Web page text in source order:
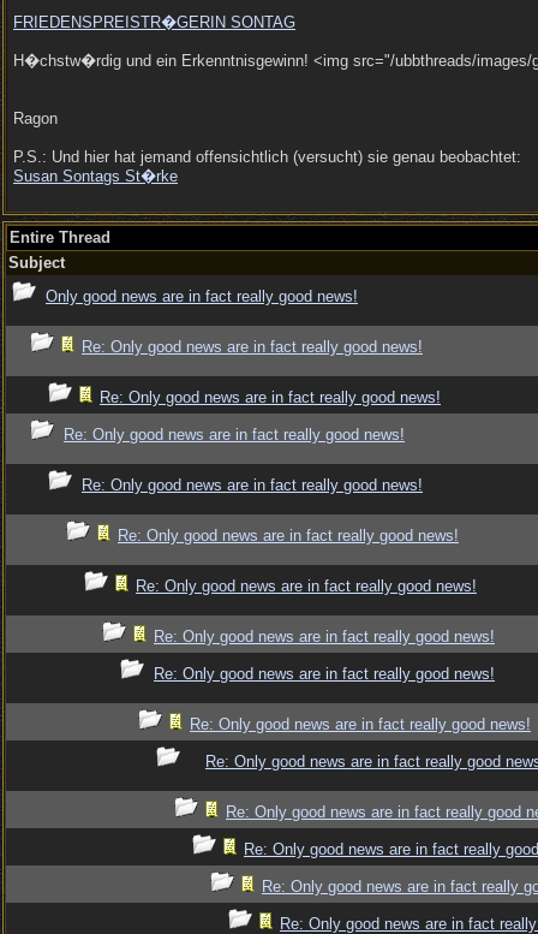
FRIEDENSPREISTR�GERIN SONTAG
H�chstw�rdig und ein Erkenntnisgewinn! <img src="/ubbthreads/
Ragon
P.S.: Und hier hat jemand offensichtlich (versucht) sie genau beobachtet:
Susan Sontags St�rke
Entire Thread
Subject
Only good news are in fact really good news!
Re: Only good news are in fact really good news!
Re: Only good news are in fact really good news!
Re: Only good news are in fact really good news!
Re: Only good news are in fact really good news!
Re: Only good news are in fact really good news!
Re: Only good news are in fact really good news!
Re: Only good news are in fact really good news!
Re: Only good news are in fact really good news!
Re: Only good news are in fact really good news!
Re: Only good news are in fact really good
Re: Only good news are in fact really good
Re: Only good news are in fact really
Re: Only good news are in fact really
Re: Only good news are in fact